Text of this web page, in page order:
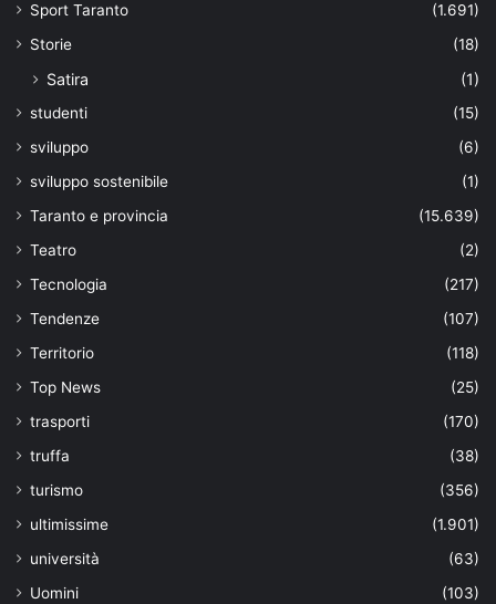
Sport Taranto
(1.691)
Storie
(18)
Satira (1)
studenti
(15)
sviluppo
(6)
sviluppo sostenibile
(1)
Taranto e provincia
(15.639)
Teatro
(2)
Tecnologia
(217)
Tendenze
(107)
Territorio
(118)
Top News
(25)
trasporti
(170)
truffa
(38)
turismo
(356)
ultimissime
(1.901)
università
(63)
Uomini
(103)